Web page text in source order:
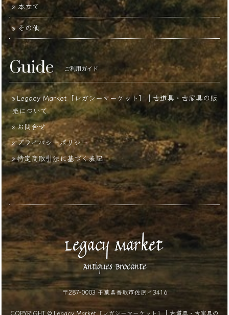
本立て
その他
Guide ご利用ガイド
Legacy Market［レガシーマーケット］｜古道具・古家具の販
売について
お問合せ
プライバシーポリシー
特定商取引法に基づく表記
〒287-0003 千葉県香取市佐原イ3416
COPYRIGHT © Legacy Market［レガシーマーケット］｜古道具・古家具の